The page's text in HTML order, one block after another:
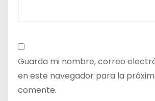
Guarda mi nombre, correo
en este navegador para la
comente.